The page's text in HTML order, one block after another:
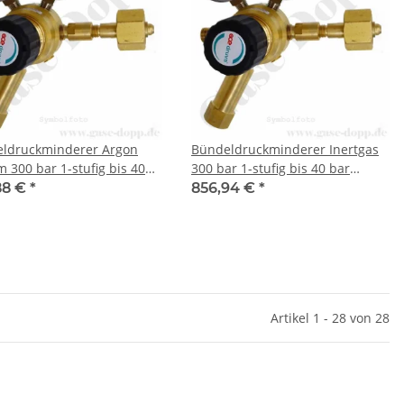
Argon
300 bar 1-stufig bis 40
- Anschluss W30x2"
€ *
Bündeldruckminderer Inertgas
300 bar 1-stufig bis 40 bar
regelbar - Anschluss W30x2"
856,94 € *
Artikel 1 - 28 von 28